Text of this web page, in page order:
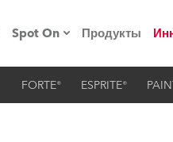
Spot On
Мероприятия
Продукты
FORTE® ESPRITE®